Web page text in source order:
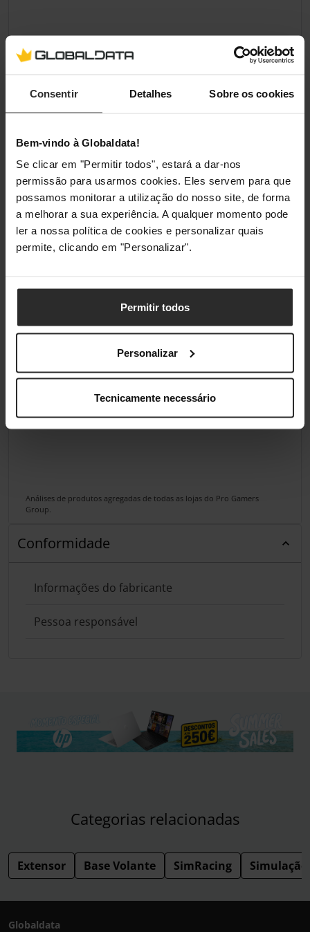
Consentir Detalhes Sobre os cookies
Bem-vindo à Globaldata!
Se clicar em "Permitir todos", estará a dar-nos
permissão para usarmos cookies. Eles servem para que
possamos monitorar a utilização do nosso site, de forma
a melhorar a sua experiência. A qualquer momento pode
ler a nossa política de cookies e personalizar quais
permite, clicando em "Personalizar".
Permitir todos
Personalizar
Tecnicamente necessário
Análises de produtos agregadas de todas as lojas do Pro Gamers
Group.
Conformidade
Informações do fabricante
Pessoa responsável
Categorias relacionadas
Extensor Base Volante SimRacing Simulação
Globaldata